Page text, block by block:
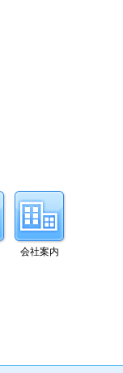
会社案内